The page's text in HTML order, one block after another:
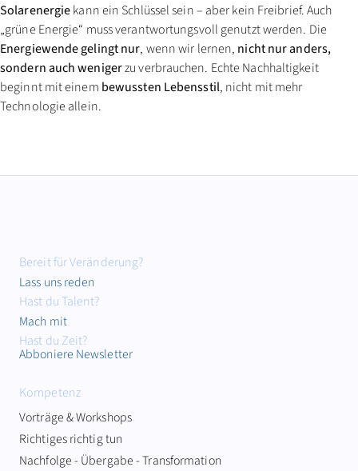
Solarenergiekann ein Schlüssel sein – aber kein Freibrief. Auch
„grüne Energie“ muss verantwortungsvoll genutzt werden. Die
Energiewende gelingt nur, wenn wir lernen, nicht nur anders,
sondern auch wenigerzu verbrauchen. Echte Nachhaltigkeit
beginnt mit einem bewussten Lebensstil, nicht mit mehr
Technologie allein.
Bereit für Veränderung?
Lass uns reden
Hast du Talent?
Mach mit
Hast du Zeit?
Abboniere Newsletter
Kompetenz
Vorträge & Workshops
Richtiges richtig tun
Nachfolge - Übergabe - Transformation